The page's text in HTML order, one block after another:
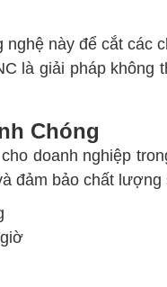
này để cắt
là giải pháp không
Chóng
doanh nghiệp
đảm bảo chất